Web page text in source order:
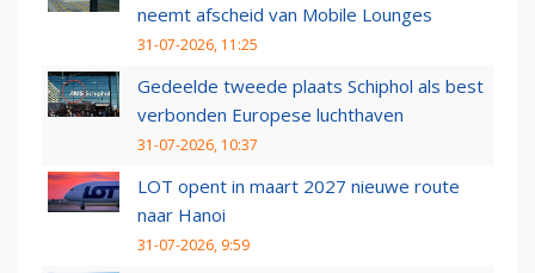
neemt afscheid van Mobile Lounges
31-07-2026, 11:25
Gedeelde tweede plaats Schiphol als best
verbonden Europese luchthaven
31-07-2026, 10:37
LOT opent in maart 2027 nieuwe route
naar Hanoi
31-07-2026, 9:59